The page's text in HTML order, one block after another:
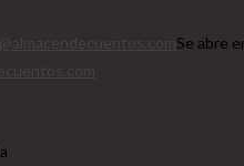
Se abre